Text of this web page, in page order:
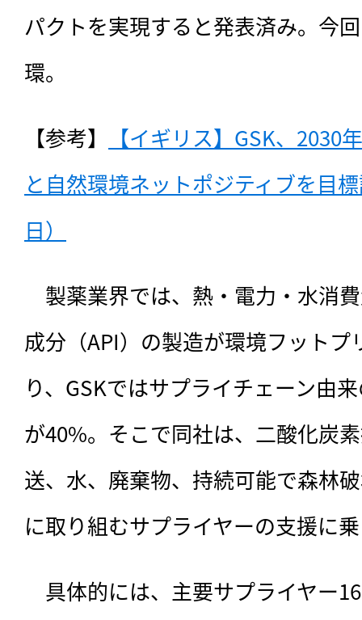
パクトを実現すると発表済み。今
環。
【参考】
【イギリス】GSK、2030
と自然環境ネットポジティブを目
日）
製薬業界では、熱・電力・水消
成分（API）の製造が環境フット
り、GSKではサプライチェーン由
が40%。そこで同社は、二酸化炭
送、水、廃棄物、持続可能で森林
に取り組むサプライヤーの支援に
具体的には、主要サプライヤー